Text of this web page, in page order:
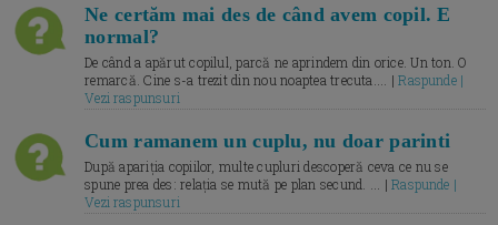
Ne certăm mai des de când avem copil. E
normal?
De când a apărut copilul, parcă ne aprindem din orice. Un ton. O
remarcă. Cine s-a trezit din nou noaptea trecuta.... |Raspunde |
Vezi raspunsuri
Cum ramanem un cuplu, nu doar parinti
După apariția copiilor, multe cupluri descoperă ceva ce nu se
spune prea des: relația se mută pe plan secund. ... |Raspunde |
Vezi raspunsuri